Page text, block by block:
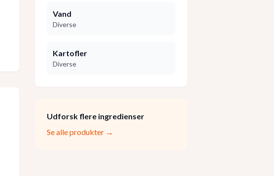
Vand
Diverse
Kartofler
Diverse
Udforsk flere ingredienser
Se alle produkter →